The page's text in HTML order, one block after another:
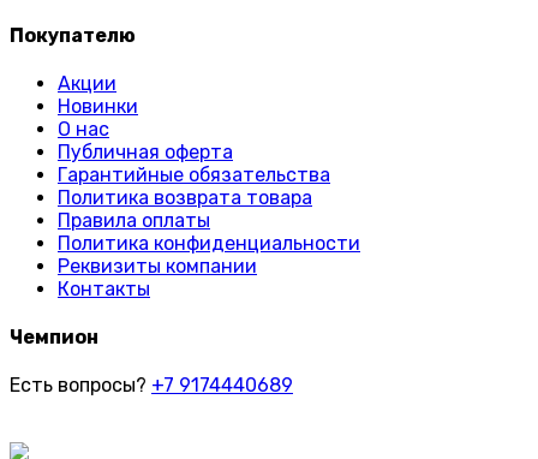
Покупателю
Акции
Новинки
О нас
Публичная оферта
Гарантийные обязательства
Политика возврата товара
Правила оплаты
Политика конфиденциальности
Реквизиты компании
Контакты
Чемпион
Есть вопросы? +7 9174440689